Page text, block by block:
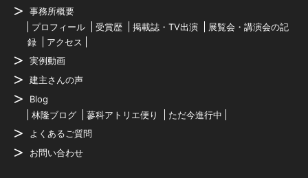
事務所概要
プロフィール
受賞歴 掲載誌・TV出演
展覧会・講演会の記
録
アクセス
実例動画
建主さんの声
Blog
林隆ブログ
蓼科アトリエ便り
ただ今進行中
よくあるご質問
お問い合わせ